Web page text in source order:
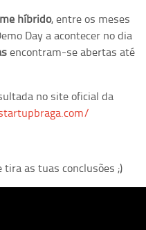
híbrido, entre os meses
Day a acontecer no dia
encontram-se abertas até
no site oficial da
tira as tuas conclusões ;)